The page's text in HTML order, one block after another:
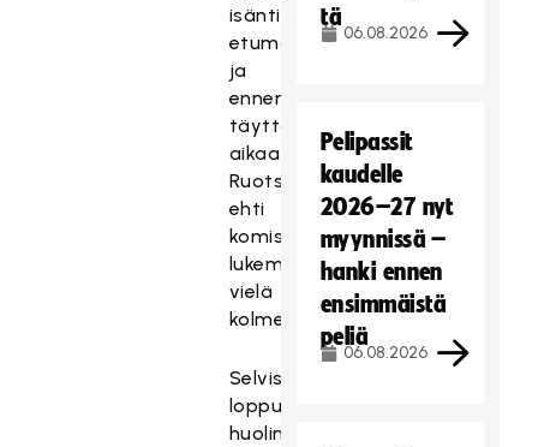
isäntien
etumatkaa,
ja
ennen
täyttä
aikaa
Ruotsi
ehti
komistella
lukemia
vielä
kolmesti.
Selvistä
loppunumeroista
huolimatta
tä
06.08.2026
Pelipassit
kaudelle
2026–27 nyt
myynnissä –
hanki ennen
ensimmäistä
peliä
06.08.2026